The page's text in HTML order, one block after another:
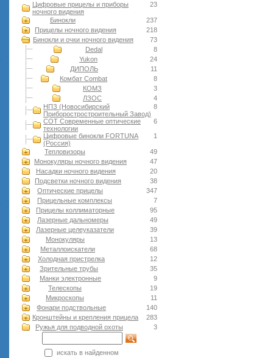
23
Цифровые прицелы и приборы
ночного видения
237
Бинокли
218
Прицелы ночного видения
73
Бинокли и очки ночного видения
8
Dedal
24
Yukon
11
ДИПОЛЬ
8
Комбат Combat
3
КОМЗ
4
ЛЗОС
8
НПЗ (Новосибирский
Приборостростроительный Завод)
6
СОТ Современные оптические
технологии
1
Цифровые бинокли FORTUNA
(Россия)
49
Тепловизоры
47
Монокуляры ночного видения
20
Насадки ночного видения
38
Подсветки ночного видения
347
Оптические прицелы
7
Прицельные комплексы
95
Прицелы коллиматорные
49
Лазерные дальномеры
39
Лазерные целеуказатели
13
Монокуляры
68
Металлоискатели
12
Холодная пристрелка
35
Зрительные трубы
9
Манки электронные
19
Телескопы
11
Микроскопы
140
Фонари подствольные
283
Кронштейны и крепления прицела
3
Ружья для подводной оxоты
искать в найденном